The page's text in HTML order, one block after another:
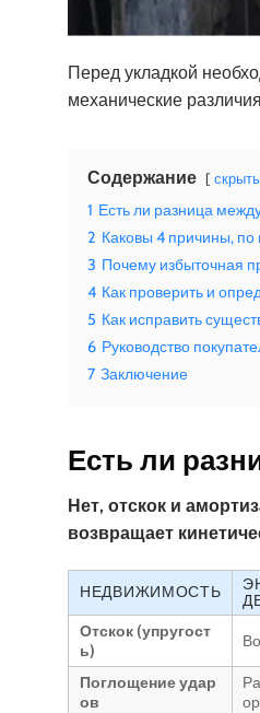
Перед укладкой
механические
Содержание скрыть
1 Есть ли разница
2 Каковы 4 причины, по
3 Почему избыточная
4 Как проверить и
5 Как исправить
6 Руководство
7 Заключение
Есть ли
Нет, отскок и
возвращает
НЕДВИЖИМОСТЬ
Отскок (упругост
ь)
Поглощение удар
ов